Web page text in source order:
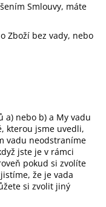
Smlouvy, máte
Zboží bez vady, nebo
a) nebo b) a My vadu
kterou jsme uvedli,
vadu neodstraníme
jste je v rámci
pokud si zvolíte
že je vada
si zvolit jiný